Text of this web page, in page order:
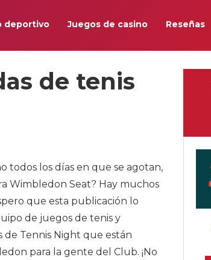
deportivo Juegos de casino Reseñas
de tenis
todos los días en que se agotan,
Wimbledon Seat? Hay muchos
que esta publicación lo
de juegos de tenis y
de Tennis Night que están
para la gente del Club. ¡No